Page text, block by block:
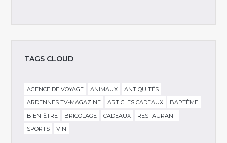
TAGS CLOUD
AGENCE DE VOYAGE ANIMAUX
ANTIQUITÉS
ARDENNES TV-MAGAZINE
ARTICLES CADEAUX
BAPTÊME
BIEN-ÊTRE
BRICOLAGE CADEAUX
RESTAURANT
SPORTS
VIN